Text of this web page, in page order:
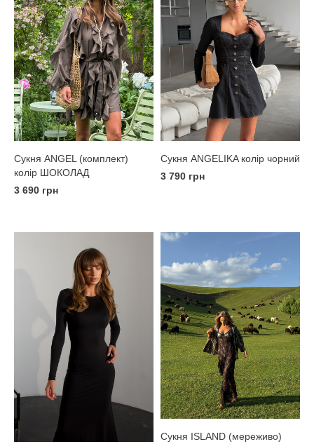
Сукня ANGEL (комплект)
колір ШОКОЛАД
3 690 грн
Сукня ANGELIKA колір чорний
3 790 грн
Сукня ISLAND (мереживо)